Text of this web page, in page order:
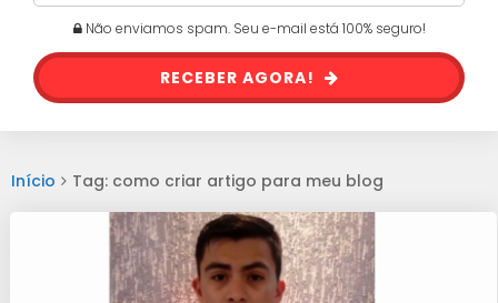
Não enviamos spam. Seu e-mail está 100% seguro!
RECEBER AGORA!
Início Tag: como criar artigo para meu blog